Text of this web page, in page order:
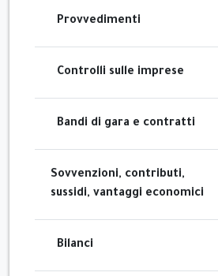
Provvedimenti
Controlli sulle imprese
Bandi di gara e contratti
Sovvenzioni, contributi,
sussidi, vantaggi economici
Bilanci